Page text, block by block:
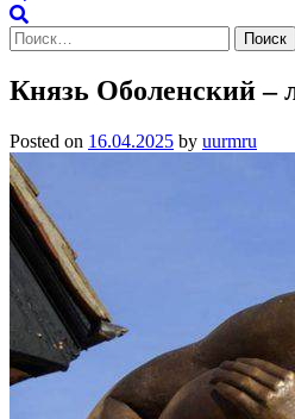
Найти:
Князь Оболенский –
Posted on 16.04.2025 by uurmru